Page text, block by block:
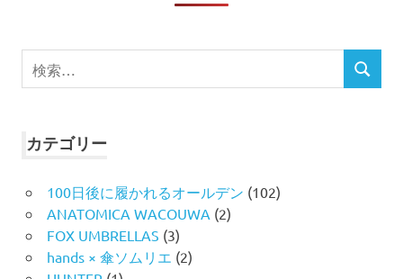
検
索
検
カテゴリー
100日後に履かれるオールデン (102)
ANATOMICA WACOUWA (2)
FOX UMBRELLAS (3)
hands × 傘ソムリエ (2)